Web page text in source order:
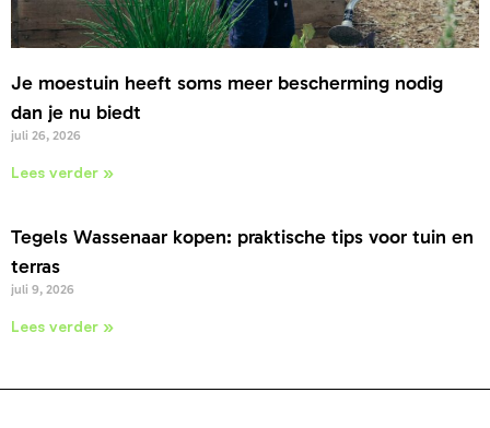
Je moestuin heeft soms meer bescherming nodig
dan je nu biedt
juli 26, 2026
Lees verder »
Tegels Wassenaar kopen: praktische tips voor tuin en
terras
juli 9, 2026
Lees verder »